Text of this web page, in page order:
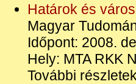
Határok és
Magyar
Időpont: 2008.
Hely: MTA RKK
További